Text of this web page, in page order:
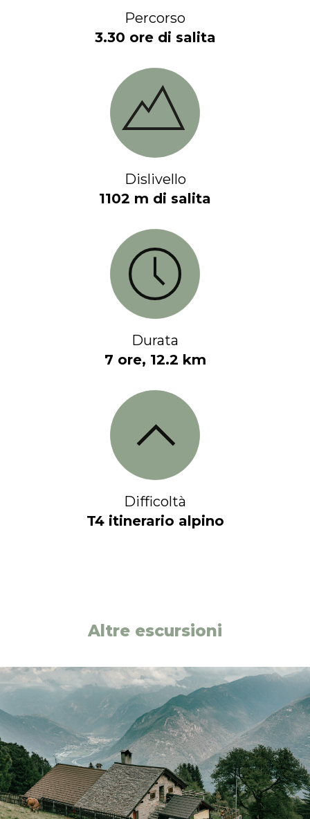
Percorso
3.30 ore di salita
Dislivello
1102 m di salita
Durata
7 ore, 12.2 km
Difficoltà
T4 itinerario alpino
Altre escursioni